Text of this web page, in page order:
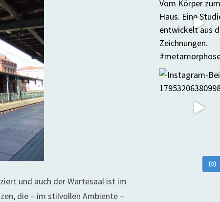
und auch der Wartesaal ist im
die – im stilvollen Ambiente –